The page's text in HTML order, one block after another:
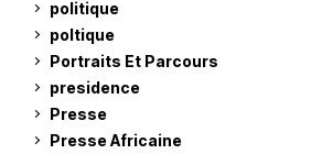
politique
poltique
Portraits Et Parcours
presidence
Presse
Presse Africaine